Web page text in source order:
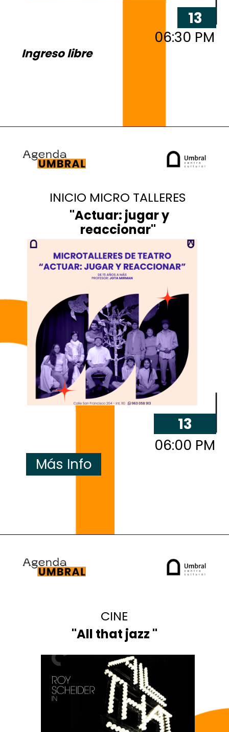
Ingreso libre
06:30 PM
13
"Actuar: jugar y
reaccionar"
13
INICIO MICRO TALLERES
Más Info
06:00 PM
"All that jazz "
CINE